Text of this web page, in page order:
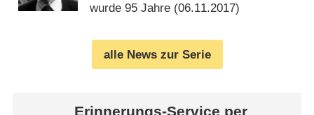
wurde 95 Jahre (06.11.2017)
alle News zur Serie